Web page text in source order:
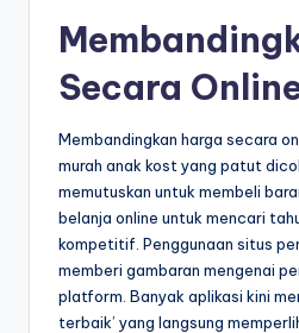
Secara
Membandingkan harga secara
murah anak kost yang patut
memutuskan untuk membeli
belanja online untuk mencari
kompetitif. Penggunaan situs
memberi gambaran mengenai
platform. Banyak aplikasi kini
terbaik’ yang langsung